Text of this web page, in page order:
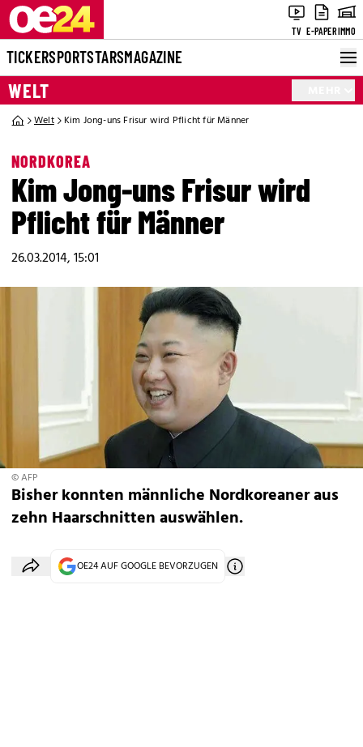
TV E-PAPERIMMO
TICKERSPORTSTARSMAGAZINE
WELT
Welt Kim Jong-uns Frisur wird Pflicht für Männer
NORDKOREA
Kim Jong-uns Frisur wird
Pflicht für Männer
26.03.2014, 15:01
© AFP
Bisher konnten männliche Nordkoreaner aus
zehn Haarschnitten auswählen.
OE24 AUF GOOGLE BEVORZUGEN